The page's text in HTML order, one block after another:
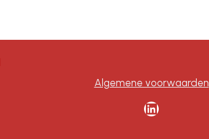
Algemene voorwaarden
LinkedIn